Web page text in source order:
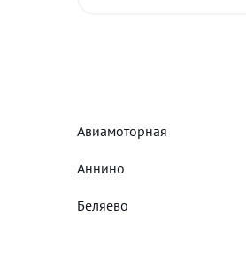
Авиамоторная
Аннино
Беляево